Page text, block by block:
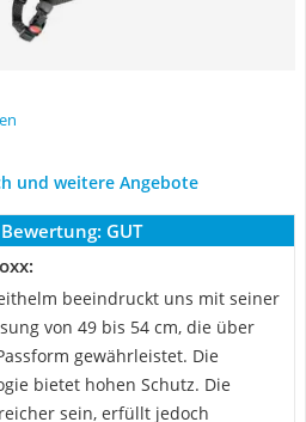
und weitere Angebote
GUT
beeindruckt uns mit seiner
von 49 bis 54 cm, die über
gewährleistet. Die
bietet hohen Schutz. Die
sein, erfüllt jedoch